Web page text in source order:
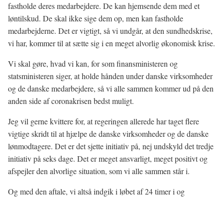
fastholde deres medarbejdere. De kan hjemsende dem med et
løntilskud. De skal ikke sige dem op, men kan fastholde
medarbejderne. Det er vigtigt, så vi undgår, at den sundhedskrise,
vi har, kommer til at sætte sig i en meget alvorlig økonomisk krise.
Vi skal gøre, hvad vi kan, for som finansministeren og
statsministeren siger, at holde hånden under danske virksomheder
og de danske medarbejdere, så vi alle sammen kommer ud på den
anden side af coronakrisen bedst muligt.
Jeg vil gerne kvittere for, at regeringen allerede har taget flere
vigtige skridt til at hjælpe de danske virksomheder og de danske
lønmodtagere. Det er det sjette initiativ på, nej undskyld det tredje
initiativ på seks dage. Det er meget ansvarligt, meget positivt og
afspejler den alvorlige situation, som vi alle sammen står i.
Og med den aftale, vi altså indgik i løbet af 24 timer i og